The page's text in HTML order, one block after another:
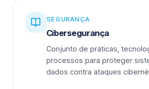
SEGURANÇA
Cibersegurança
Conjunto de práticas,
processos para proteger
dados contra ataques